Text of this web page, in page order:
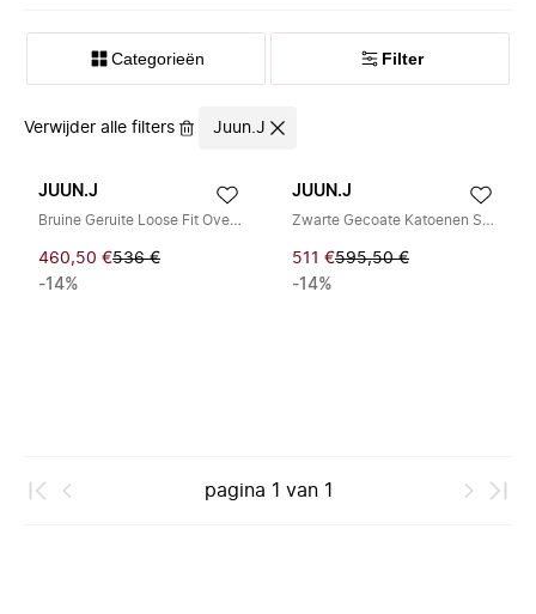
Categorieën Filter
Verwijder alle filters Juun.J
JUUN.J
Bruine Geruite Loose Fit Overhemden
460,50 €536 €
-14%
JUUN.J
Zwarte Gecoate Katoenen Shirt met Getailleerde Kraag
511 €595,50 €
-14%
pagina 1 van 1